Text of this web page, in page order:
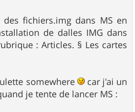
fichiers.img dans MS en
de dalles IMG dans
: Articles. § Les cartes
somewhere
car j'ai un
je tente de lancer MS :